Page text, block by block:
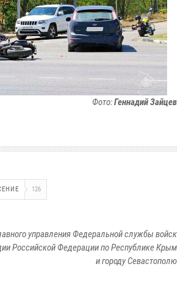
Фото:Геннадий Зайцев
126
управления Федеральной службы войск
Российской Федерации по Республике Крым
и городу Севастополю